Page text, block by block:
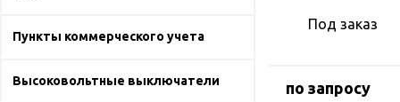
Пункты коммерческого учета
Высоковольтные выключатели
Под заказ
по запросу